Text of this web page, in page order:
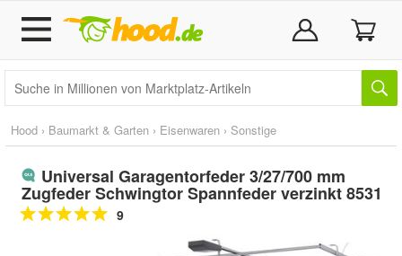
Hood › Baumarkt & Garten › Eisenwaren › Sonstige
Universal Garagentorfeder 3/27/700 mm
Zugfeder Schwingtor Spannfeder verzinkt 8531
9